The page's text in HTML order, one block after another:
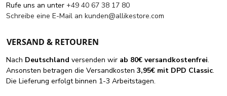
Rufe uns an unter +49 40 67 38 17 80
Schreibe eine E-Mail an kunden@allikestore.com
VERSAND & RETOUREN
Nach Deutschland versenden wir ab 80€ versandkostenfrei.
Ansonsten betragen die Versandkosten 3,95€ mit DPD Classic.
Die Lieferung erfolgt binnen 1-3 Arbeitstagen.